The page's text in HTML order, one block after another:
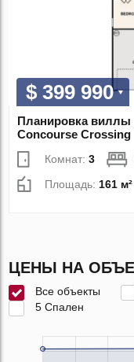
$ 399 990
Планировка виллы
Concourse Crossing
Комнат:3
Площадь: 161 м²
ЦЕНЫ НА
Все объекты
5 Спален